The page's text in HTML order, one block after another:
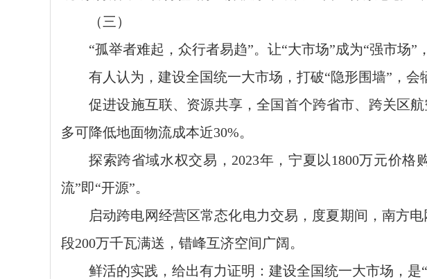
（三）
“孤举者难起，众行者易趋”。让“大市场”成为“强市场”
有人认为，建设全国统一大市场，打破“隐形围墙”，会
促进设施互联、资源共享，全国首个跨省市、跨关区
多可降低地面物流成本近30%。
探索跨省域水权交易，2023年，宁夏以1800万元价格
流”即“开源”。
启动跨电网经营区常态化电力交易，度夏期间，南方
段200万千瓦满送，错峰互济空间广阔。
鲜活的实践，给出有力证明：建设全国统一大市场，是